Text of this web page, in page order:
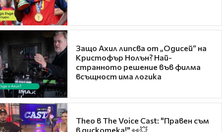
Защо Ахил липсва от „Одисей“ на
Кристофър Нолън? Най-
странното решение във филма
всъщност има логика
Theo в The Voice Cast: "Правен съм
в дискотека!" 👀💥